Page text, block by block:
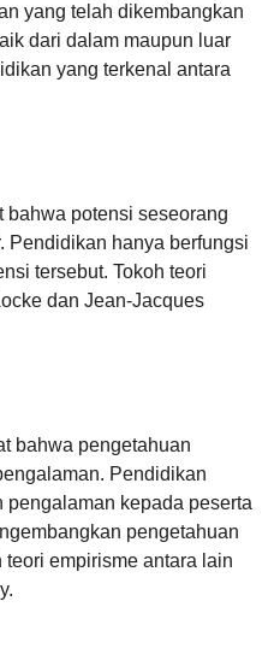
yang telah dikembangkan
dari dalam maupun luar
yang terkenal antara
bahwa potensi seseorang
Pendidikan hanya berfungsi
tersebut. Tokoh teori
dan Jean-Jacques
bahwa pengetahuan
Pendidikan
pengalaman kepada peserta
pengetahuan
empirisme antara lain